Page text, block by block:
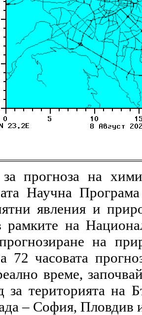
за прогноза на
Научна
явления и
рамките на
на
72 часовата
време,
за територията на
– София, Пловдив